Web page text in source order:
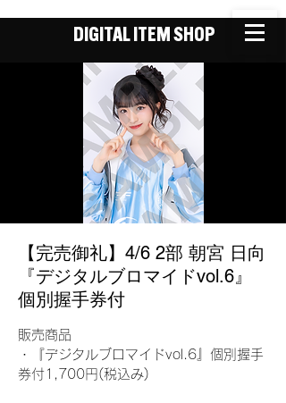
DIGITAL ITEM SHOP
【完売御礼】4/6 2部 朝宮 日向
『デジタルブロマイドvol.6』
個別握手券付
販売商品
・『デジタルブロマイドvol.6』個別握手
券付1,700円(税込み)